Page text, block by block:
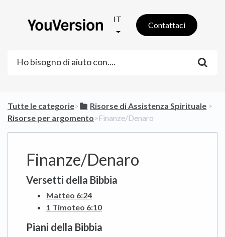
IT
Contattaci
Tutte le categorie​>​ ​Risorse di Assistenza Spirituale ​ > ​
Risorse per argomento​>​ Finanze/Denaro
Finanze/Denaro
Versetti della Bibbia
Matteo 6:24
1 Timoteo 6:10
Piani della Bibbia